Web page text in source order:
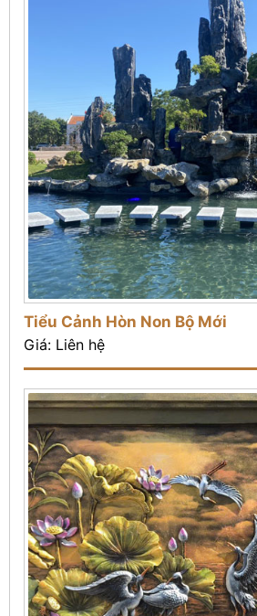
Tiểu Cảnh Hòn Non Bộ Mới
Giá: Liên hệ